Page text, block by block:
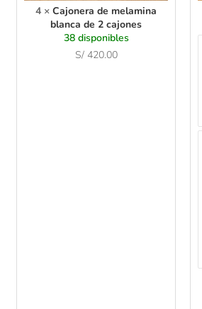
l
a
m
n
4 ×Cajonera de melamina
blanca de 2 cajones
38 disponibles
S/420.00